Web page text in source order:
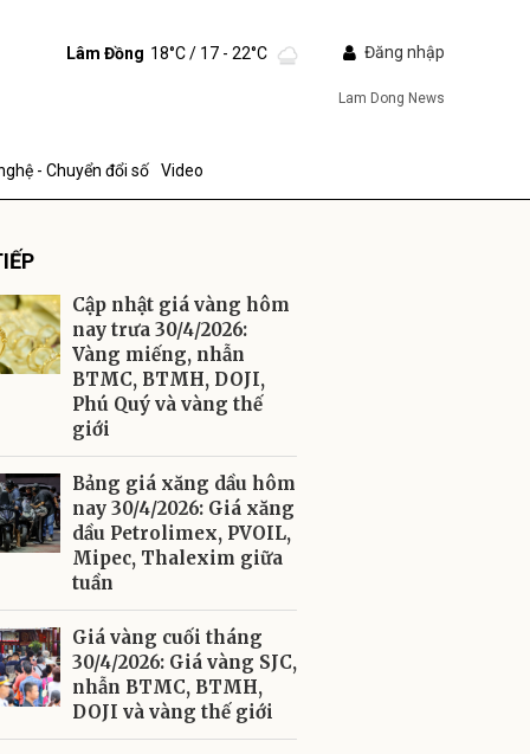
Lâm Đồng 18°C/ 17 - 22°C Đăng nhập
Lam Dong News
- Chuyển đổi số Video
Cập nhật giá vàng hôm
nay trưa 30/4/2026:
Vàng miếng, nhẫn
BTMC, BTMH, DOJI,
Phú Quý và vàng thế
giới
Bảng giá xăng dầu hôm
nay 30/4/2026: Giá xăng
dầu Petrolimex, PVOIL,
Mipec, Thalexim giữa
tuần
Giá vàng cuối tháng
30/4/2026: Giá vàng SJC,
nhẫn BTMC, BTMH,
DOJI và vàng thế giới